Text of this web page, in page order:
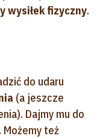
wysiłek fizyczny.
do udaru
(a jeszcze
Dajmy mu do
Możemy też